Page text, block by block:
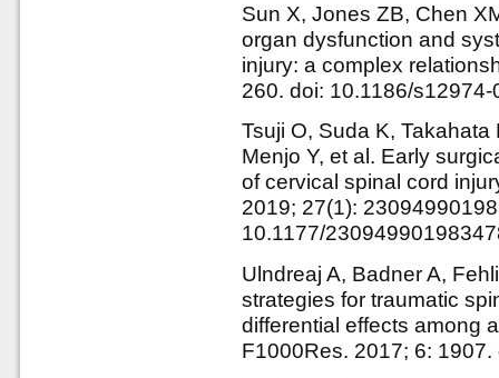
Sun X, Jones ZB, Chen
organ dysfunction and
injury: a complex
260. doi: 10.1186/
Tsuji O, Suda K,
Menjo Y, et al. Early
of cervical spinal cord
2019; 27(1):
10.1177/
Ulndreaj A, Badner A,
strategies for traumatic
differential effects among
F1000Res. 2017; 6: